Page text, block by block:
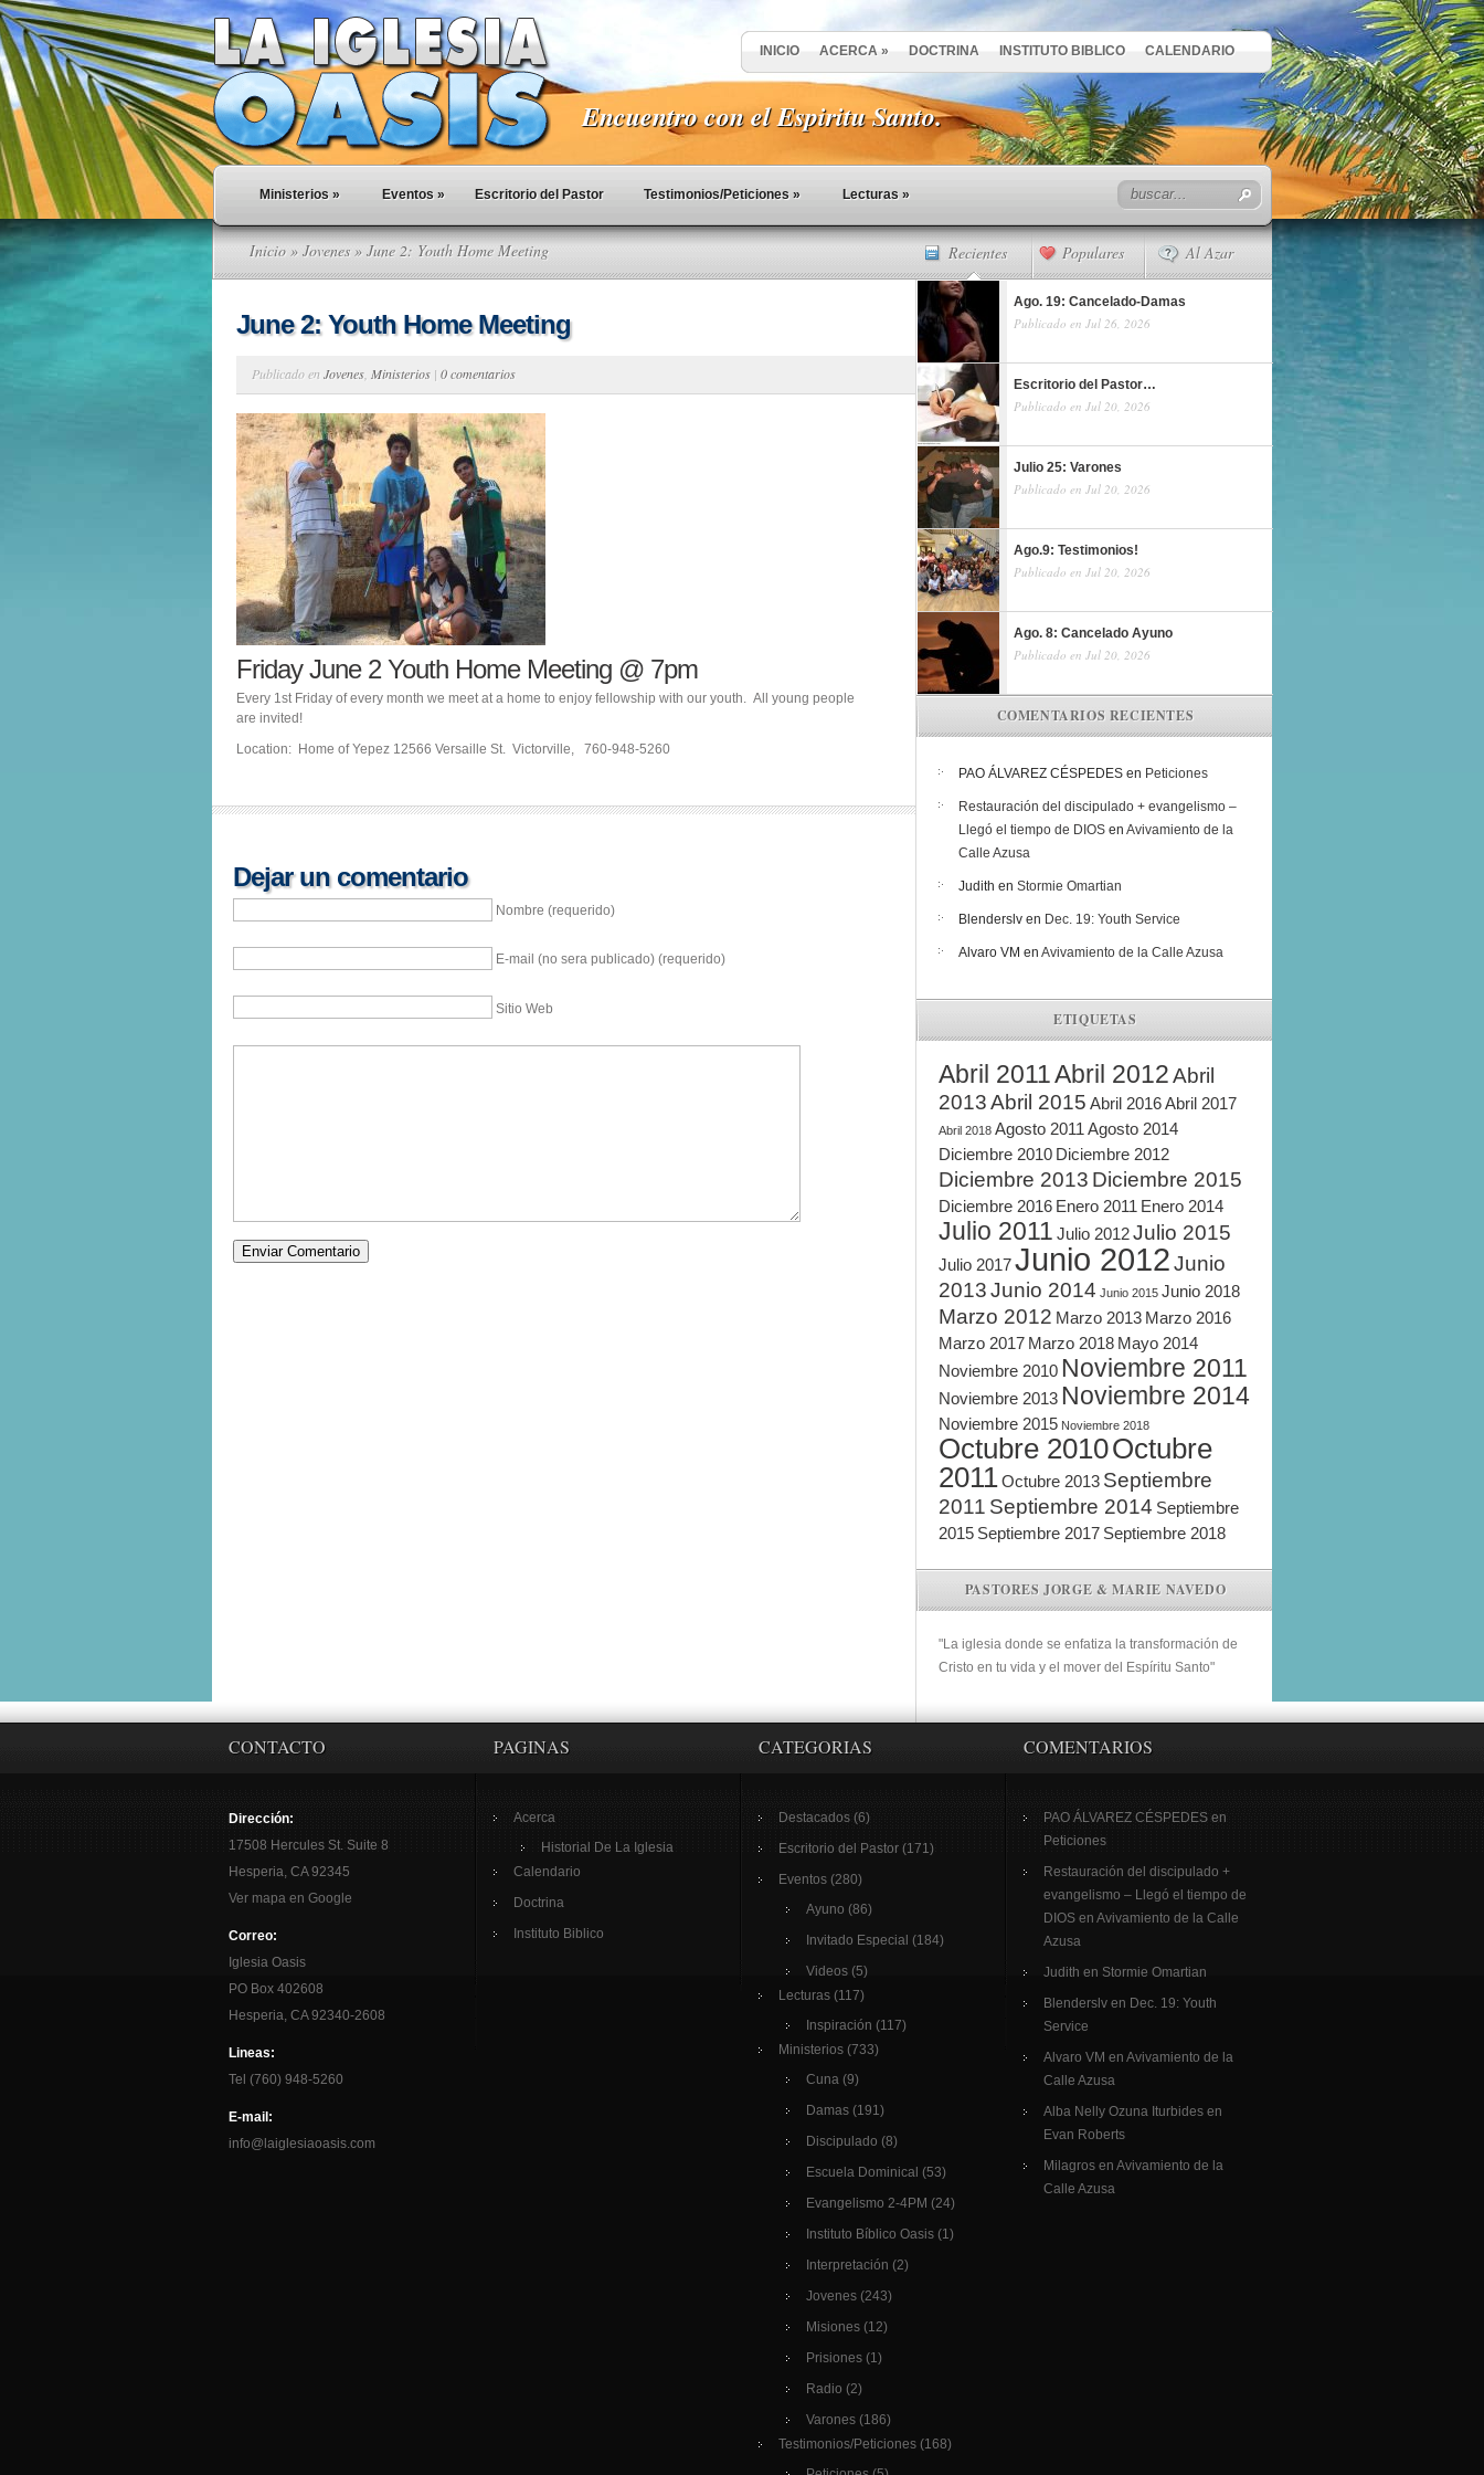
INICIO ACERCA » DOCTRINA INSTITUTO BIBLICO CALENDARIO
Encuentro con el Espiritu Santo.
Ministerios » Eventos » Escritorio del Pastor Testimonios/Peticiones » Lecturas »
Inicio » Jovenes» June 2: Youth Home Meeting
June 2: Youth Home Meeting
Publicado en Jovenes Ministerios | 0 comentarios
Friday June 2 Youth Home Meeting @ 7pm
Every 1st Friday of every month we meet at a home to enjoy fellowship with our youth. All young people
are invited!
Location: Home of Yepez 12566 Versaille St. Victorville, 760-948-5260
Dejar un comentario
Nombre (requerido)
E-mail (no sera publicado) (requerido)
Sitio Web
Recientes Populares Al Azar
Ago. 19: Cancelado-Damas
Publicado en Jul 26, 2026
Escritorio del Pastor…
Publicado en Jul 20, 2026
Julio 25: Varones
Publicado en Jul 20, 2026
Ago.9: Testimonios!
Publicado en Jul 20, 2026
Ago. 8: Cancelado Ayuno
Publicado en Jul 20, 2026
COMENTARIOS RECIENTES
PAO ÁLVAREZ CÉSPEDES en Peticiones
Restauración del discipulado + evangelismo –
Llegó el tiempo de DIOS en Avivamiento de la
Calle Azusa
Judith en Stormie Omartian
Blenderslv en Dec. 19: Youth Service
Alvaro VM en Avivamiento de la Calle Azusa
ETIQUETAS
Abril 2011Abril 2012Abril
2013Abril 2015 Abril 2016Abril 2017
Abril 2018 Agosto 2011 Agosto 2014
Diciembre 2010 Diciembre 2012
Diciembre 2013 Diciembre 2015
Diciembre 2016 Enero 2011 Enero 2014
Julio 2011 Julio 2012Julio 2015
Julio 2017Junio 2012Junio
2013Junio 2014 Junio 2015 Junio 2018
Marzo 2012 Marzo 2013 Marzo 2016
Marzo 2017 Marzo 2018 Mayo 2014
Noviembre 2010 Noviembre 2011
Noviembre 2013 Noviembre 2014
Noviembre 2015 Noviembre 2018
Octubre 2010Octubre
2011Octubre 2013 Septiembre
2011 Septiembre 2014 Septiembre
2015 Septiembre 2017 Septiembre 2018
PASTORES JORGE & MARIE NAVEDO
"La iglesia donde se enfatiza la transformación de
Cristo en tu vida y el mover del Espíritu Santo"
CONTACTO
Dirección:
17508 Hercules St. Suite 8
Hesperia, CA 92345
Ver mapa en Google
Correo:
Iglesia Oasis
PO Box 402608
Hesperia, CA 92340-2608
Lineas:
Tel (760) 948-5260
E-mail:
info@laiglesiaoasis.com
PAGINAS
Acerca
Historial De La Iglesia
Calendario
Doctrina
Instituto Biblico
CATEGORIAS
Destacados (6)
Escritorio del Pastor (171)
Eventos (280)
Ayuno (86)
Invitado Especial (184)
Videos (5)
Lecturas (117)
Inspiración (117)
Ministerios (733)
Cuna (9)
Damas (191)
Discipulado (8)
Escuela Dominical (53)
Evangelismo 2-4PM (24)
Instituto Bíblico Oasis (1)
Interpretación (2)
Jovenes (243)
Misiones (12)
Prisiones (1)
Radio (2)
Varones (186)
Testimonios/Peticiones (168)
COMENTARIOS
PAO ÁLVAREZ CÉSPEDES en
Peticiones
Restauración del discipulado +
evangelismo – Llegó el tiempo de
DIOS en Avivamiento de la Calle
Azusa
Judith en Stormie Omartian
Blenderslv en Dec. 19: Youth
Service
Alvaro VM en Avivamiento de la
Calle Azusa
Alba Nelly Ozuna Iturbides en
Evan Roberts
Milagros en Avivamiento de la
Calle Azusa